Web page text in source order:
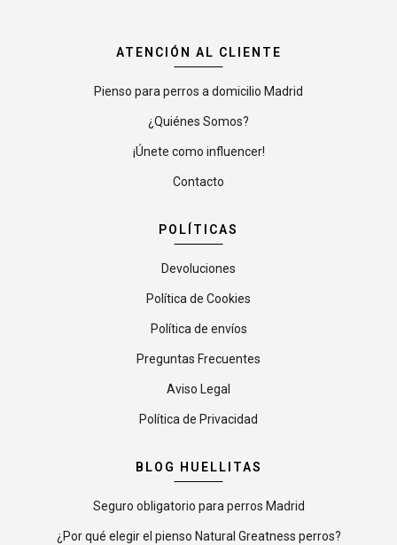
ATENCIÓN AL CLIENTE
Pienso para perros a domicilio Madrid
¿Quiénes Somos?
¡Únete como influencer!
Contacto
POLÍTICAS
Devoluciones
Política de Cookies
Política de envíos
Preguntas Frecuentes
Aviso Legal
Política de Privacidad
BLOG HUELLITAS
Seguro obligatorio para perros Madrid
¿Por qué elegir el pienso Natural Greatness perros?